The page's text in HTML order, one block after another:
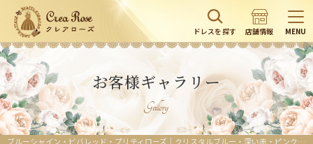
ドレスを探す 店舗情報 MENU
お客様ギャラリー
Gallery
ブルーシャイン・ビバレッド・プリティローズ｜クリスタルブルー・深い赤・ピンク／特別な日にふさわしい上品な華やかドレス